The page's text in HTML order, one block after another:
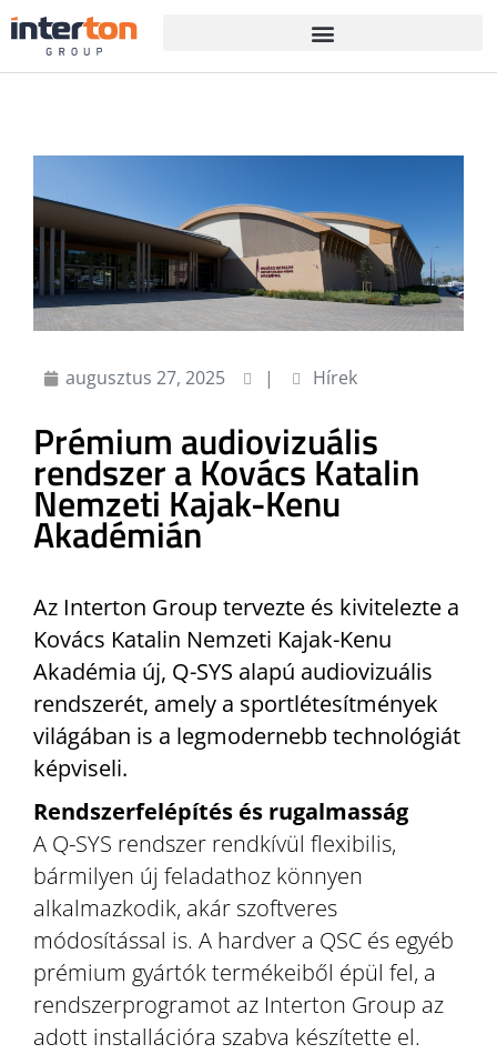
augusztus 27, 2025 | Hírek
Prémium audiovizuális
rendszer a Kovács Katalin
Nemzeti Kajak-Kenu
Akadémián
Az Interton Group tervezte és kivitelezte a
Kovács Katalin Nemzeti Kajak-Kenu
Akadémia új, Q-SYS alapú audiovizuális
rendszerét, amely a sportlétesítmények
világában is a legmodernebb technológiát
képviseli.
Rendszerfelépítés és rugalmasság
A Q-SYS rendszer rendkívül flexibilis,
bármilyen új feladathoz könnyen
alkalmazkodik, akár szoftveres
módosítással is. A hardver a QSC és egyéb
prémium gyártók termékeiből épül fel, a
rendszerprogramot az Interton Group az
adott installációra szabva készítette el.